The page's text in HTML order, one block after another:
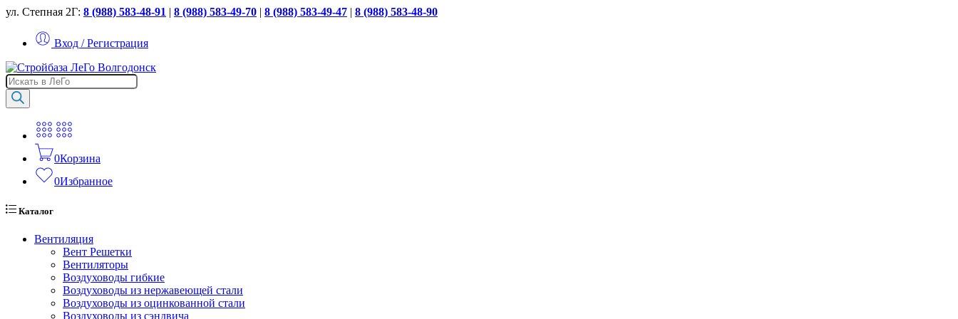
ул. Степная 2Г: 8 (988) 583-48-91 | 8 (988) 583-49-70 | 8 (988) 583-49-47 | 8 (988) 583-48-90
Вход / Регистрация
Поиск
товаров
0Корзина
0Избранное
Каталог
Вентиляция
Вент Решетки
Вентиляторы
Воздуховоды гибкие
Воздуховоды из нержавеющей стали
Воздуховоды из оцинкованной стали
Воздуховоды из сэндвича